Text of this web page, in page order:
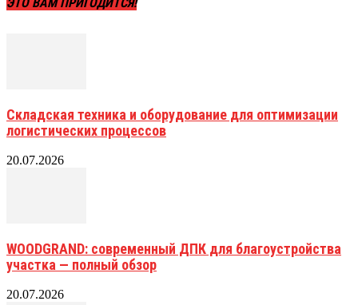
Складская техника и оборудование для оптимизации
логистических процессов
20.07.2026
WOODGRAND: современный ДПК для благоустройства
участка — полный обзор
20.07.2026